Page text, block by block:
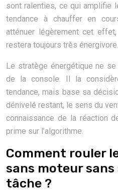
sont ralenties, ce qui amplifie
tendance à chauffer en
atténuer légèrement cet
restera toujours très énergivore.
Le stratège énergétique ne
de la console. Il la
tendance, mais base sa
dénivelé restant, le sens du
connaissance de la réaction
prime sur l’algorithme.
Comment rouler
sans moteur sans
tâche ?